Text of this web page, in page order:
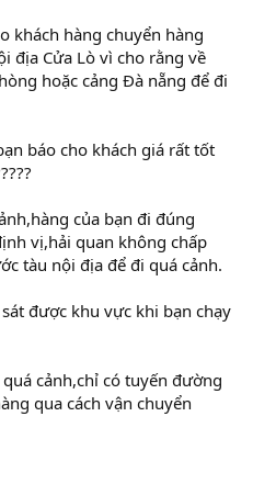
khách hàng chuyển hàng
địa Cửa Lò vì cho rằng về
hoặc cảng Đà nẵng để đi
báo cho khách giá rất tốt
của bạn đi đúng
vị,hải quan không chấp
tàu nội địa để đi quá cảnh.
được khu vực khi bạn chạy
cảnh,chỉ có tuyến đường
qua cách vận chuyển